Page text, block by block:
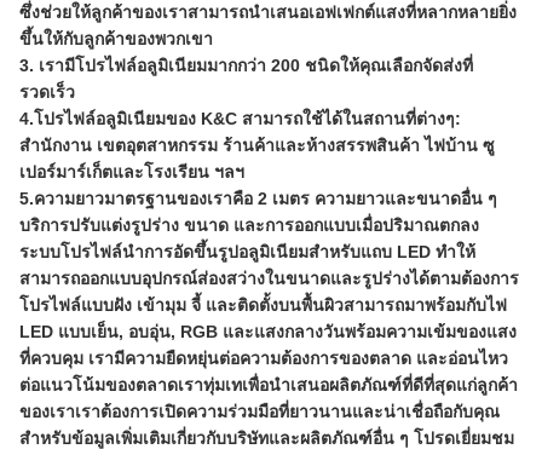
ซึ่งช่วยให้ลูกค้าของเราสามารถนำเสนอเอฟเฟกต์แสงที่หลากหลายยิ่ง
ขึ้นให้กับลูกค้าของพวกเขา
3. เรามีโปรไฟล์อลูมิเนียมมากกว่า 200 ชนิดให้คุณเลือกจัดส่งที่
รวดเร็ว
4.โปรไฟล์อลูมิเนียมของ K&C สามารถใช้ได้ในสถานที่ต่างๆ:
สำนักงาน เขตอุตสาหกรรม ร้านค้าและห้างสรรพสินค้า ไฟบ้าน ซู
เปอร์มาร์เก็ตและโรงเรียน ฯลฯ
5.ความยาวมาตรฐานของเราคือ 2 เมตร ความยาวและขนาดอื่น ๆ
บริการปรับแต่งรูปร่าง ขนาด และการออกแบบเมื่อปริมาณตกลง
ระบบโปรไฟล์นำการอัดขึ้นรูปอลูมิเนียมสำหรับแถบ LED ทำให้
สามารถออกแบบอุปกรณ์ส่องสว่างในขนาดและรูปร่างได้ตามต้องการ
โปรไฟล์แบบฝัง เข้ามุม จี้ และติดตั้งบนพื้นผิวสามารถมาพร้อมกับไฟ
LED แบบเย็น, อบอุ่น, RGB และแสงกลางวันพร้อมความเข้มของแสง
ที่ควบคุม เรามีความยืดหยุ่นต่อความต้องการของตลาด และอ่อนไหว
ต่อแนวโน้มของตลาดเราทุ่มเทเพื่อนำเสนอผลิตภัณฑ์ที่ดีที่สุดแก่ลูกค้า
ของเราเราต้องการเปิดความร่วมมือที่ยาวนานและน่าเชื่อถือกับคุณ
สำหรับข้อมูลเพิ่มเติมเกี่ยวกับบริษัทและผลิตภัณฑ์อื่น ๆ โปรดเยี่ยมชม